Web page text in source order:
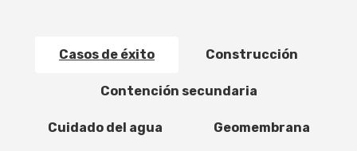
Casos de éxito Construcción
Contención secundaria
Cuidado del agua Geomembrana